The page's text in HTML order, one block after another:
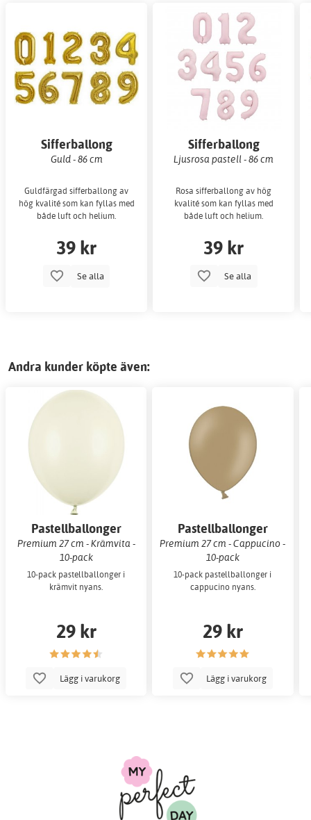
Sifferballong
Guld - 86 cm
Guldfärgad sifferballong av
hög kvalité som kan fyllas med
både luft och helium.
39 kr
Se alla
Sifferballong
Ljusrosa pastell - 86 cm
Rosa sifferballong av hög
kvalité som kan fyllas med
både luft och helium.
39 kr
Se alla
Andra kunder köpte även:
Pastellballonger
Premium 27 cm - Krämvita -
10-pack
10-pack pastellballonger i
krämvit nyans.
29 kr
Lägg i varukorg
Pastellballonger
Premium 27 cm - Cappucino -
10-pack
10-pack pastellballonger i
cappucino nyans.
29 kr
Lägg i varukorg